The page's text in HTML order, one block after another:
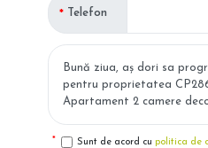
Telefon
Sunt de acord cu politica de